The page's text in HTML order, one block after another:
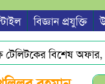
বিজ্ঞান প্রযুক্তি
বিশেষ অফার,